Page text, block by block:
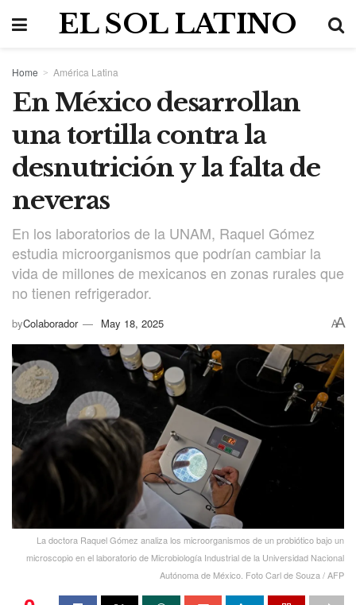
EL SOL LATINO
Home América Latina
En México desarrollan
una tortilla contra la
desnutrición y la falta de
neveras
En los laboratorios de la UNAM, Raquel Gómez
estudia microorganismos que podrían cambiar la
vida de millones de mexicanos en zonas rurales que
no tienen refrigerador.
byColaborador May 18, 2025 AA
La doctora Raquel Gómez analiza los microorganismos de un probiótico bajo un
microscopio en el laboratorio de Microbiología Industrial de la Universidad Nacional
Autónoma de México. Foto Carl de Souza / AFP